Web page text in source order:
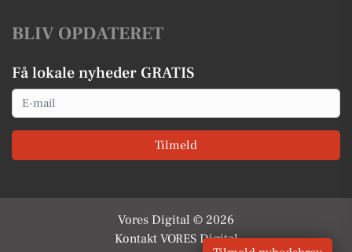
BLIV OPDATERET
Få lokale nyheder GRATIS
Email
Tilmeld
Vores Digital © 2026
Kontakt VORES Digital